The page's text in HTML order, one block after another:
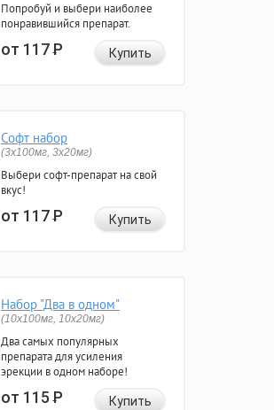
Попробуй и выбери наиболее
понравившийся препарат.
от 117Р Купить
Софт набор
(3x100мг, 3x20мг)
Выбери софт-препарат на свой
вкус!
от 117Р Купить
Набор "Два в одном"
(10x100мг, 10x20мг)
Два самых популярных
препарата для усиления
эрекции в одном наборе!
от 115Р Купить